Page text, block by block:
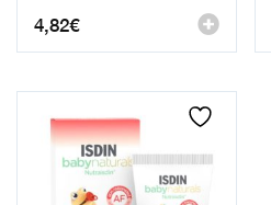
4,82€